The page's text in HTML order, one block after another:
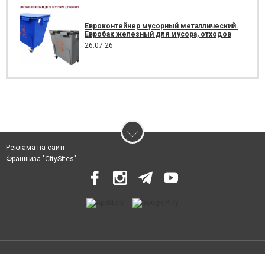
Евроконтейнер мусорный металлический.
Евробак железный для мусора, отходов
26.07.26
Реклама на сайті
Франшиза "CitySites"